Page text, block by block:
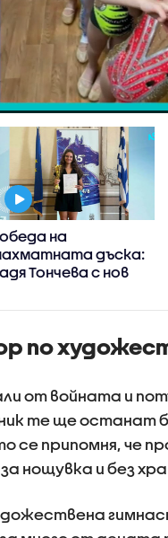
на
дъска:
Тончева с нов
по
от войната и
те ще останат
се припомня, че
нощувка и без